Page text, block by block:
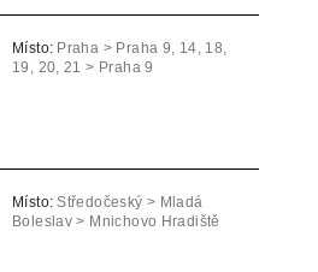
Místo: Praha > Praha 9, 14, 18,
19, 20, 21 > Praha 9
Místo: Středočeský > Mladá
Boleslav > Mnichovo Hradiště